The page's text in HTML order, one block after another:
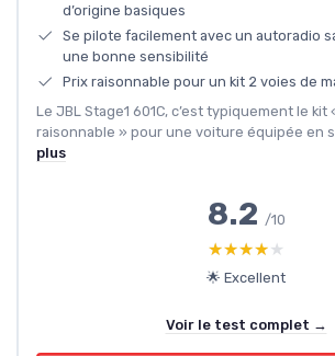
d’origine basiques
Se pilote facilement avec un autoradio
une bonne sensibilité
Prix raisonnable pour un kit 2 voies de
Le JBL Stage1 601C, c’est typiquement le kit
raisonnable » pour une voiture équipée en
plus
8.2 /10
★★★★★
★★★★★
🌟 Excellent
Voir le test complet →